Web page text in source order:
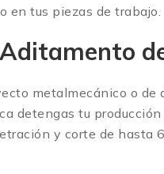
en tus piezas de trabajo.
metalmecánico o
detengas tu
y corte de hasta